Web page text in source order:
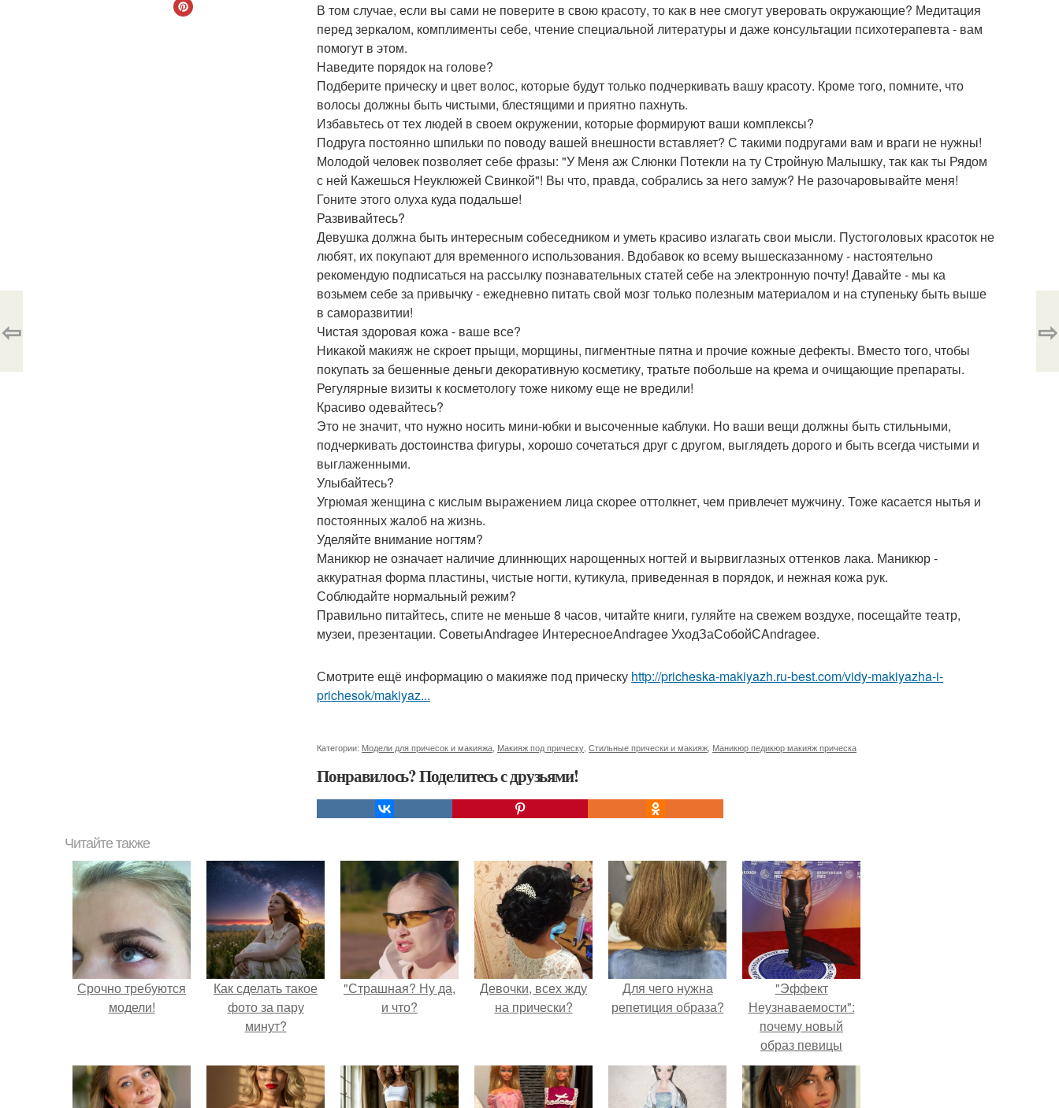
В том случае, если вы сами не поверите в свою красоту, то как в нее смогут уверовать окружающие? Медитация
перед зеркалом, комплименты себе, чтение специальной литературы и даже консультации психотерапевта - вам
помогут в этом.
Наведите порядок на голове?
Подберите прическу и цвет волос, которые будут только подчеркивать вашу красоту. Кроме того, помните, что
волосы должны быть чистыми, блестящими и приятно пахнуть.
Избавьтесь от тех людей в своем окружении, которые формируют ваши комплексы?
Подруга постоянно шпильки по поводу вашей внешности вставляет? С такими подругами вам и враги не нужны!
Молодой человек позволяет себе фразы: "У Меня аж Слюнки Потекли на ту Стройную Малышку, так как ты Рядом
с ней Кажешься Неуклюжей Свинкой"! Вы что, правда, собрались за него замуж? Не разочаровывайте меня!
Гоните этого олуха куда подальше!
Развивайтесь?
Девушка должна быть интересным собеседником и уметь красиво излагать свои мысли. Пустоголовых красоток не
любят, их покупают для временного использования. Вдобавок ко всему вышесказанному - настоятельно
рекомендую подписаться на рассылку познавательных статей себе на электронную почту! Давайте - мы ка
возьмем себе за привычку - ежедневно питать свой мозг только полезным материалом и на ступеньку быть выше
в саморазвитии!
Чистая здоровая кожа - ваше все?
Никакой макияж не скроет прыщи, морщины, пигментные пятна и прочие кожные дефекты. Вместо того, чтобы
покупать за бешенные деньги декоративную косметику, тратьте побольше на крема и очищающие препараты.
Регулярные визиты к косметологу тоже никому еще не вредили!
Красиво одевайтесь?
Это не значит, что нужно носить мини-юбки и высоченные каблуки. Но ваши вещи должны быть стильными,
подчеркивать достоинства фигуры, хорошо сочетаться друг с другом, выглядеть дорого и быть всегда чистыми и
выглаженными.
Улыбайтесь?
Угрюмая женщина с кислым выражением лица скорее оттолкнет, чем привлечет мужчину. Тоже касается нытья и
постоянных жалоб на жизнь.
Уделяйте внимание ногтям?
Маникюр не означает наличие длиннющих нарощенных ногтей и вырвиглазных оттенков лака. Маникюр -
аккуратная форма пластины, чистые ногти, кутикула, приведенная в порядок, и нежная кожа рук.
Соблюдайте нормальный режим?
Правильно питайтесь, спите не меньше 8 часов, читайте книги, гуляйте на свежем воздухе, посещайте театр,
музеи, презентации. СоветыAndragee ИнтересноеAndragee УходЗаСобойСAndragee.
Смотрите ещё информацию о макияже под прическу http://pricheska-makiyazh.ru-best.com/vidy-makiyazha-i-
prichesok/makiyaz...
Категории: Модели для причесок и макияжа Макияж под прическу Стильные прически и макияж Маникюр педикюр макияж прическа
Понравилось? Поделитесь с друзьями!
⇦ ⇨
Читайте также
Срочно требуются
модели!
Как сделать такое
фото за пару
минут?
"Страшная? Ну да,
и что?
Девочки, всех жду
на прически?
Для чего нужна
репетиция образа?
"Эффект
Неузнаваемости":
почему новый
образ певицы
вызвал споры о
гранях
возможного?